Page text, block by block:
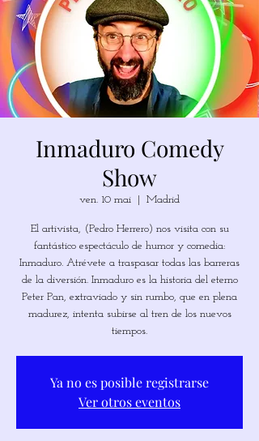
Inmaduro Comedy
Show
ven. 10 mai Madrid
El artivista, (Pedro Herrero) nos visita con su
fantástico espectáculo de humor y comedia:
Inmaduro. Atrévete a traspasar todas las barreras
de la diversión. Inmaduro es la historia del eterno
Peter Pan, extraviado y sin rumbo, que en plena
madurez, intenta subirse al tren de los nuevos
tiempos.
Ya no es posible registrarse
Ver otros eventos